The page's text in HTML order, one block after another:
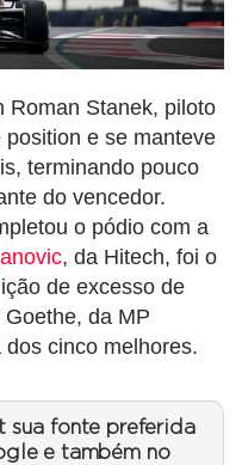
Roman Stanek, piloto
e se manteve
terminando pouco
do vencedor.
o pódio com a
, da Hitech, foi o
de excesso de
da MP
cinco melhores.
sua fonte preferida
e também no